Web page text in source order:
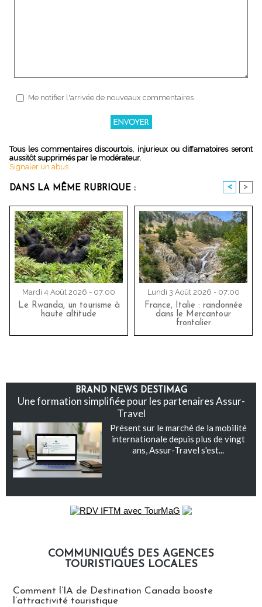
Me notifier l'arrivée de nouveaux commentaires
Tous les commentaires discourtois, injurieux ou diffamatoires seront
aussitôt supprimés par le modérateur.
Signaler un abus
DANS LA MÊME RUBRIQUE : < >
Mardi 4 Août 2026 - 07:00
Le Rwanda, un tourisme à
haute altitude
Lundi 3 Août 2026 - 07:00
France, Italie : randonnée
dans le Mercantour
frontalier
BRAND NEWS DESTIMAG
Une formation simplifiée pour les partenaires Assur-
Travel
Présent sur le marché de la mobilité
internationale depuis plus de vingt
ans, Assur-Travel s'est...
COMMUNIQUÉS DES AGENCES
TOURISTIQUES LOCALES
Comment l’IA de Destination Canada booste
l’attractivité touristique